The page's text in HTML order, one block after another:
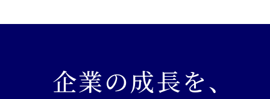
ウェビナー企業の成長を、